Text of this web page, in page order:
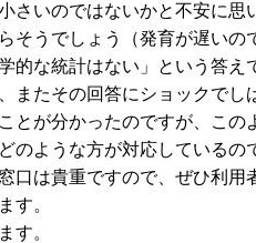
さいのではないかと不安に
そうでしょう（発育が遅い
的な統計はない」という答
またその回答にショックでし
とが分かったのですが、こ
のような方が対応している
口は貴重ですので、ぜひ利
す。
す。